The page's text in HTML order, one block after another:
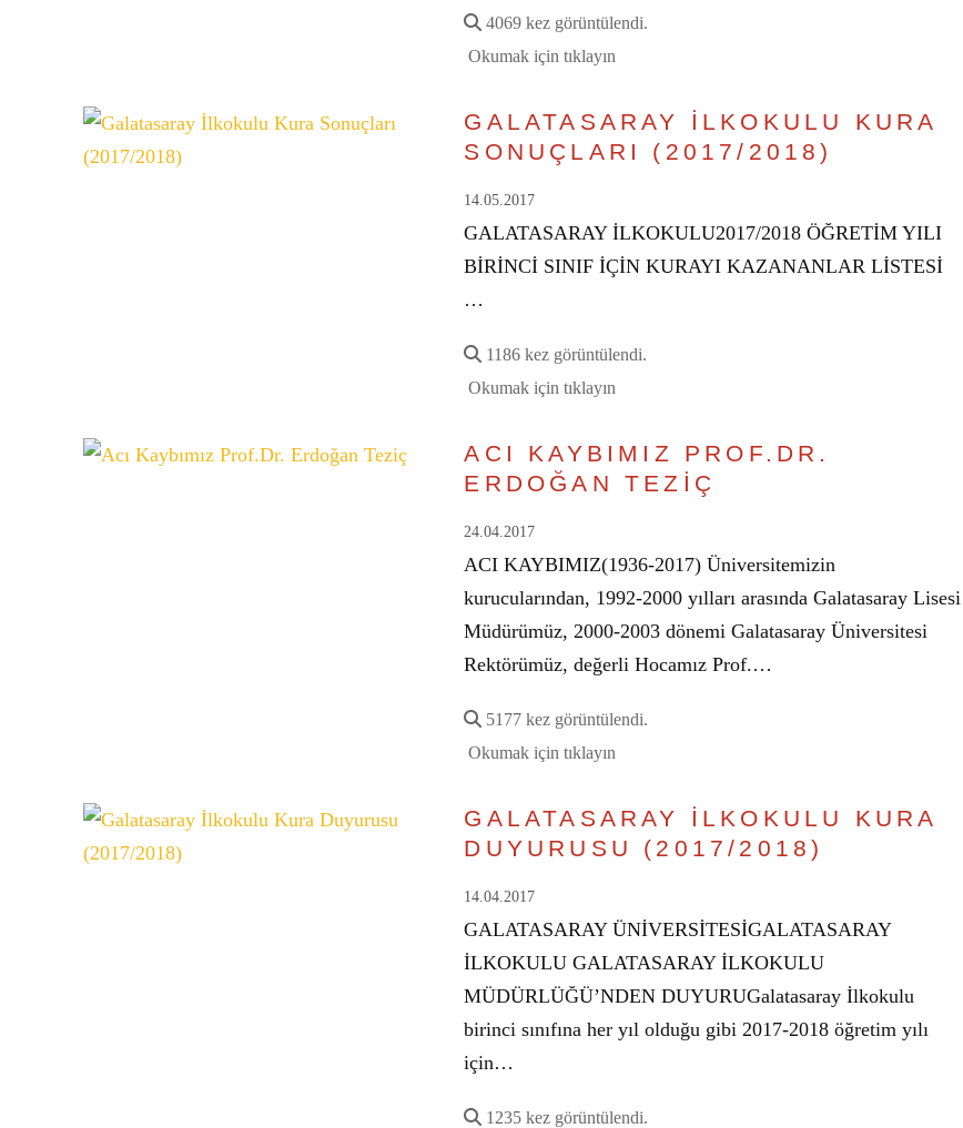
4069 kez görüntülendi.
Okumak için tıklayın
GALATASARAY İLKOKULU KURA
SONUÇLARI (2017/2018)
14.05.2017
GALATASARAY İLKOKULU2017/2018 ÖĞRETİM YILI
BİRİNCİ SINIF İÇİN KURAYI KAZANANLAR LİSTESİ
…
1186 kez görüntülendi.
Okumak için tıklayın
ACI KAYBIMIZ PROF.DR.
ERDOĞAN TEZİÇ
24.04.2017
ACI KAYBIMIZ(1936-2017) Üniversitemizin
kurucularından, 1992-2000 yılları arasında Galatasaray Lisesi
Müdürümüz, 2000-2003 dönemi Galatasaray Üniversitesi
Rektörümüz, değerli Hocamız Prof.…
5177 kez görüntülendi.
Okumak için tıklayın
GALATASARAY İLKOKULU KURA
DUYURUSU (2017/2018)
14.04.2017
GALATASARAY ÜNİVERSİTESİGALATASARAY
İLKOKULU GALATASARAY İLKOKULU
MÜDÜRLÜĞÜ’NDEN DUYURUGalatasaray İlkokulu
birinci sınıfına her yıl olduğu gibi 2017-2018 öğretim yılı
için…
1235 kez görüntülendi.